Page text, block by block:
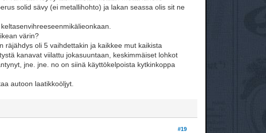
solid sävy (ei metallihohto) ja lakan seassa olis sit ne
värin?
räjähdys oli 5 vaihdettakin ja kaikkee mut kaikista
kanavat viilattu jokasuuntaan, keskimmäiset lohkot
jne. jne. no on siinä käyttökelpoista kytkinkoppa
autoon laatikkoöljyt.
#19